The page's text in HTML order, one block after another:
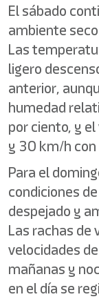
El sábado
ambiente
Las
ligero
anterior,
humedad
por ciento, y
y 30 km/h
Para el
condiciones
despejado y
Las rachas de
velocidades
mañanas y
en el día se